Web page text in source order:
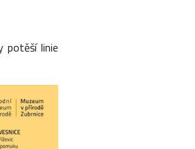
potěší linie